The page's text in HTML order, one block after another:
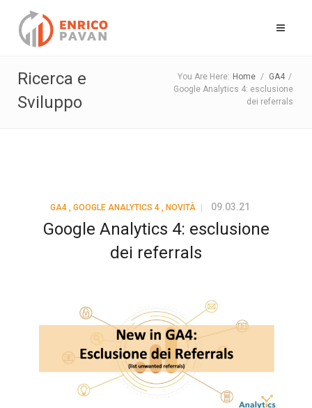
Ricerca e
Sviluppo
You Are Here: Home / GA4 /
Google Analytics 4: esclusione
dei referrals
GA4, GOOGLE ANALYTICS 4, NOVITÀ 09.03.21
Google Analytics 4: esclusione
dei referrals